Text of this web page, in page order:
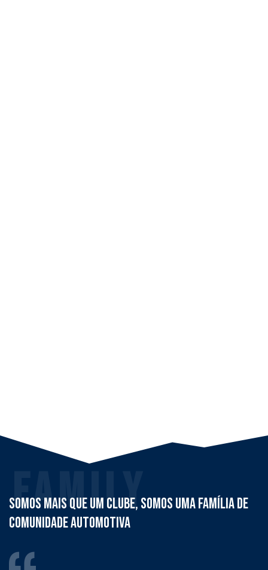
Family
Somos mais que um clube, somos uma família de
comunidade automotiva